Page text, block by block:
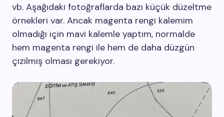
vb. Aşağıdaki fotoğraflarda bazı küçük düzeltme
örnekleri var. Ancak magenta rengi kalemim
olmadığı için mavi kalemle yaptım, normalde
hem magenta rengi ile hem de daha düzgün
çizilmiş olması gerekiyor.